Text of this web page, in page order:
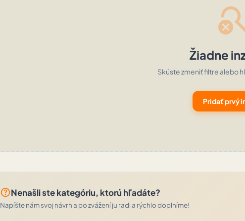
Žiadne
Skúste zmeniť filtre alebo
Pridať prvý
help_outlineNenašli ste kategóriu, ktorú hľadáte?
Napíšte nám svoj návrh a po zvážení ju radi a rýchlo doplníme!